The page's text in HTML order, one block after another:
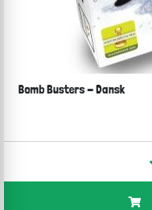
Bomb Busters - Dansk